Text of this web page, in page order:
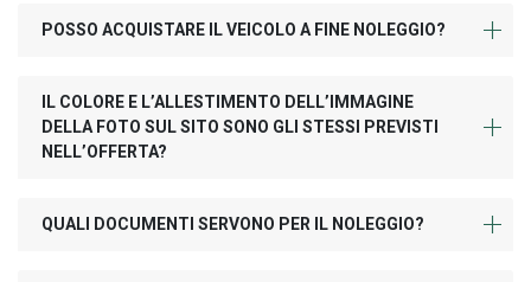
POSSO ACQUISTARE IL VEICOLO A FINE NOLEGGIO?
IL COLORE E L’ALLESTIMENTO DELL’IMMAGINE
DELLA FOTO SUL SITO SONO GLI STESSI PREVISTI
NELL’OFFERTA?
QUALI DOCUMENTI SERVONO PER IL NOLEGGIO?